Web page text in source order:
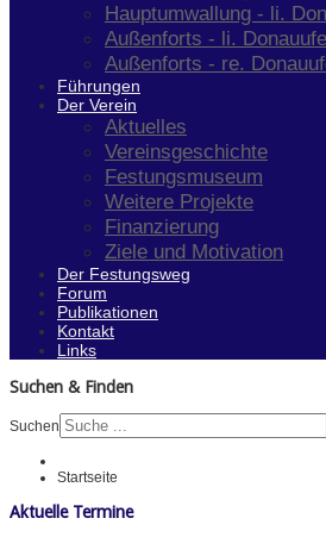
Hauptumwallung - li.
Außenforts - li.
Außenforts - re.
Führungen
Der Verein
Aktuelles
Vereinsgeschichte
Festungsmuseum
Weitere Projekte
Finanzierung
Ziele und Motivation
Der Festungsweg
Forum
Publikationen
Kontakt
Links
Suchen & Finden
Suchen
Startseite
Aktuelle Termine